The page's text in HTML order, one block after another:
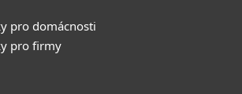
pro domácnosti
pro firmy